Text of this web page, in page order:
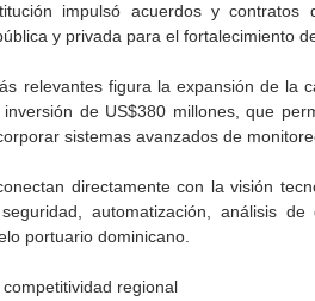
impulsó acuerdos y contratos
y privada para el fortalecimiento
relevantes figura la expansión de la
de US$380 millones, que
sistemas avanzados de
directamente con la visión
automatización, análisis
portuario dominicano.
regional